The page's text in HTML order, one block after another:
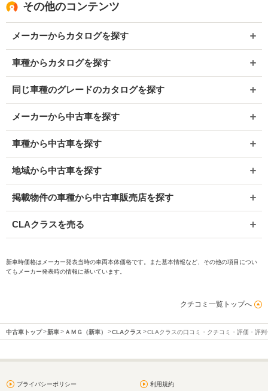
その他のコンテンツ
メーカーからカタログを探す
車種からカタログを探す
同じ車種のグレードのカタログを探す
メーカーから中古車を探す
車種から中古車を探す
地域から中古車を探す
掲載物件の車種から中古車販売店を探す
CLAクラスを売る
新車時価格はメーカー発表当時の車両本体価格です。また基本情報など、その他の項目につい
てもメーカー発表時の情報に基いています。
クチコミ一覧トップへ
中古車トップ 新車 ＡＭＧ（新車） CLAクラス CLAクラスの口コミ・クチコミ・評価・評判
プライバシーポリシー 利用規約